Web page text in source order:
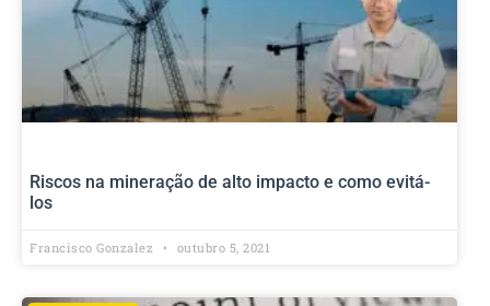
Riscos na mineração de alto impacto e como evitá-
los
Francisco Gonzalez outubro 5, 2021